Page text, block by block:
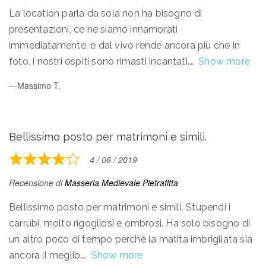
of
5
La location parla da sola non ha bisogno di
presentazioni, ce ne siamo innamorati
immediatamente, e dal vivo rende ancora più che in
foto, i nostri ospiti sono rimasti incantati.
Show more
Massimo T.
Bellissimo posto per matrimoni e simili.
Rated
4
of
5
4 / 06 / 2019
Recensione diMasseria Medievale Pietrafitta
Bellissimo posto per matrimoni e simili. Stupendi i
carrubi, molto rigogliosi e ombrosi. Ha solo bisogno di
un altro poco di tempo perché la matita imbrigliata sia
ancora il meglio.
Show more